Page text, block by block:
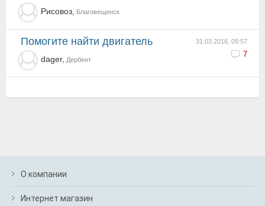
Рисовоз, Благовещенск
31.03.2016, 09:57
7
помогите найти двигатель
dager, Дербент
О компании
Интернет магазин